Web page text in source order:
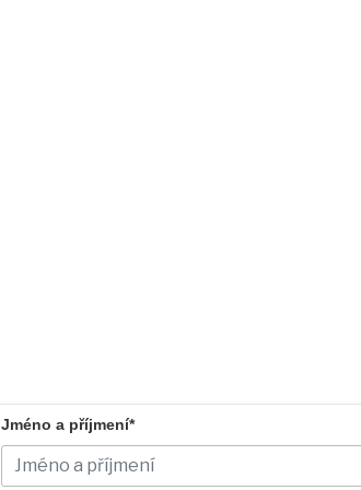
Jméno a příjmení*